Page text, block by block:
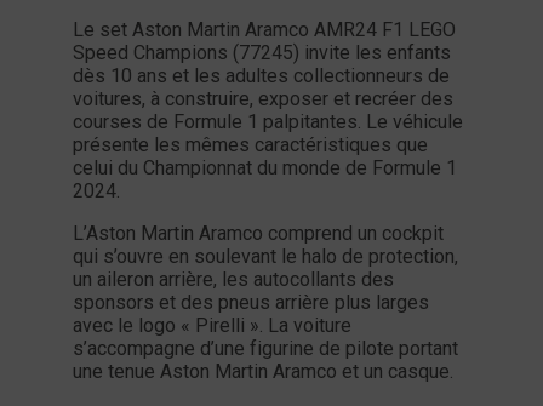
Champions
77245
-
F1
-
Aston
Martin
AMR24
Le set Aston Martin Aramco AMR24 F1 LEGO
Speed Champions (77245) invite les enfants
dès 10 ans et les adultes collectionneurs de
voitures, à construire, exposer et recréer des
courses de Formule 1 palpitantes. Le véhicule
présente les mêmes caractéristiques que
celui du Championnat du monde de Formule 1
2024.
L’Aston Martin Aramco comprend un cockpit
qui s’ouvre en soulevant le halo de protection,
un aileron arrière, les autocollants des
sponsors et des pneus arrière plus larges
avec le logo « Pirelli ». La voiture
s’accompagne d’une figurine de pilote portant
une tenue Aston Martin Aramco et un casque.